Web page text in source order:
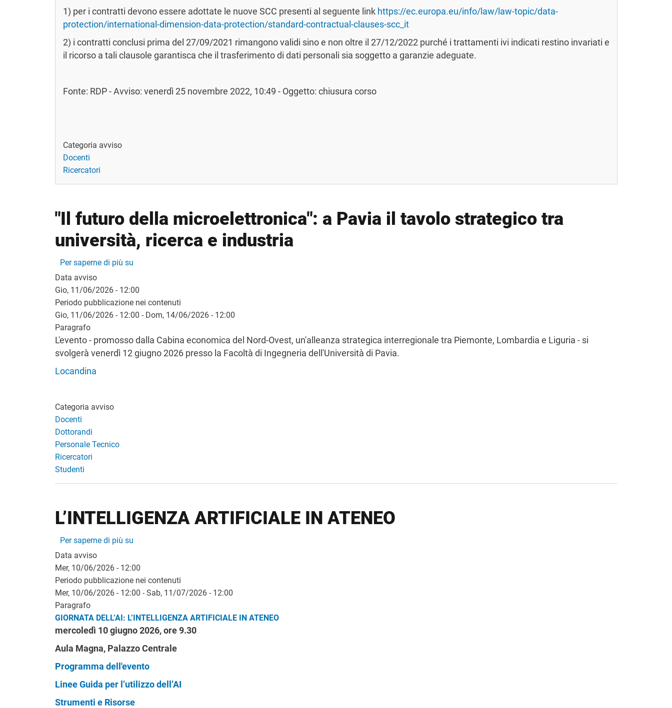
1) per i contratti devono essere adottate le nuove SCC presenti al seguente link https://ec.europa.eu/info/law/law-topic/data-
protection/international-dimension-data-protection/standard-contractual-clauses-scc_it
2) i contratti conclusi prima del 27/09/2021 rimangono validi sino e non oltre il 27/12/2022 purché i trattamenti ivi indicati restino invariati e
il ricorso a tali clausole garantisca che il trasferimento di dati personali sia soggetto a garanzie adeguate.
Fonte: RDP - Avviso: venerdì 25 novembre 2022, 10:49 - Oggetto: chiusura corso
Categoria avviso
Docenti
Ricercatori
"Il futuro della microelettronica": a Pavia il tavolo strategico tra
università, ricerca e industria
Per saperne di più su"Il futuro della microelettronica": a Pavia il tavolo strategico tra università, ricerca e industria
Data avviso
Gio, 11/06/2026 - 12:00
Periodo pubblicazione nei contenuti
Gio, 11/06/2026 - 12:00 - Dom, 14/06/2026 - 12:00
Paragrafo
L'evento - promosso dalla Cabina economica del Nord-Ovest, un'alleanza strategica interregionale tra Piemonte, Lombardia e Liguria - si
svolgerà venerdì 12 giugno 2026 presso la Facoltà di Ingegneria dell'Università di Pavia.
Locandina
Categoria avviso
Docenti
Dottorandi
Personale Tecnico
Ricercatori
Studenti
L’INTELLIGENZA ARTIFICIALE IN ATENEO
Per saperne di più suL’INTELLIGENZA ARTIFICIALE IN ATENEO
Data avviso
Mer, 10/06/2026 - 12:00
Periodo pubblicazione nei contenuti
Mer, 10/06/2026 - 12:00 - Sab, 11/07/2026 - 12:00
Paragrafo
GIORNATA DELL’AI: L’INTELLIGENZA ARTIFICIALE IN ATENEO
mercoledì 10 giugno 2026, ore 9.30
Aula Magna, Palazzo Centrale
Programma dell'evento
Linee Guida per l’utilizzo dell’AI
Strumenti e Risorse